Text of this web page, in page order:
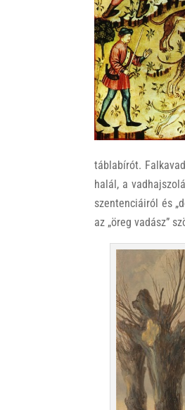
táblabírót.
halál, a
szentenciáiról és
az „öreg vadász”